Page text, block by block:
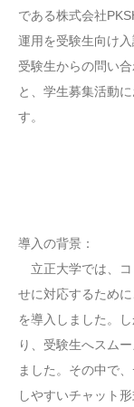
である株式会社
運用を受験生向け
受験生からの問い
と、学生募集活動
す。
導入の背景：
立正大学では、コ
せに対応するため
を導入しました。
り、受験生へスム
ました。その中で
しやすいチャット